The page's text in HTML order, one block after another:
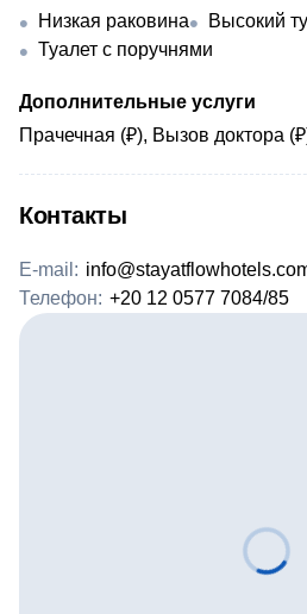
Низкая раковина
Высокий
Туалет с поручнями
Дополнительные услуги
Прачечная (₽), Вызов доктора
Контакты
E-mail:
Телефон: +20 12 0577 7084/85